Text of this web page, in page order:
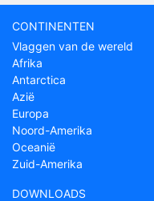
CONTINENTEN
Vlaggen van de wereld
Afrika
Antarctica
Azië
Europa
Noord-Amerika
Oceanië
Zuid-Amerika
DOWNLOADS